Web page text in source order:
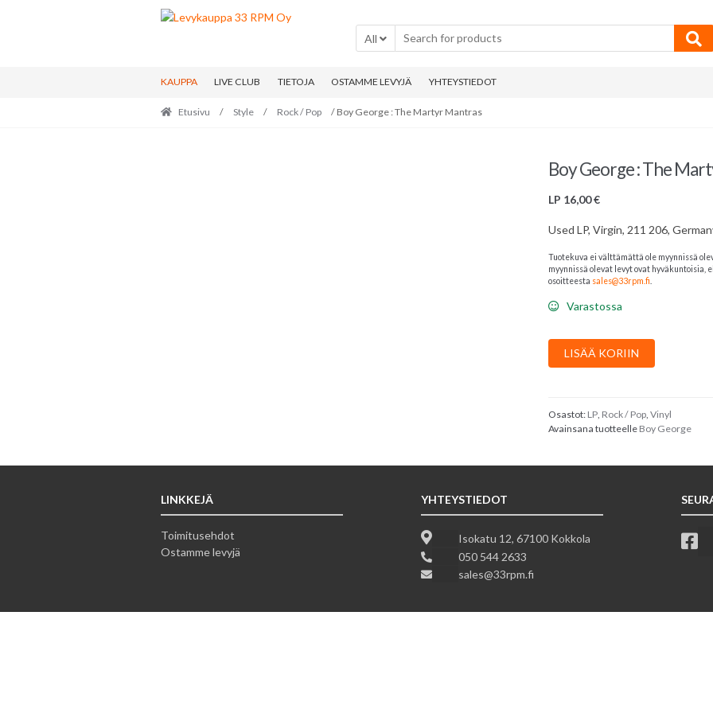
Skip
to
Skip
to
All
KAUPPA LIVE CLUB TIETOJA OSTAMME LEVYJÄ YHTEYSTIEDOT
Etusivu / Style / Rock / Pop / Boy George : The Martyr Mantras
Boy George : The
LP 16,00€
Used LP, Virgin, 211 206,
Tuotekuva ei välttämättä ole myynnissä
myynnissä olevat levyt ovat hyväkuntoisia,
osoitteesta sales@33rpm.fi.
Varastossa
Boy
George
Martyr
Mantras
LISÄÄ KORIIN
Osastot: LP, Rock / Pop, Vinyl
Avainsana tuotteelle Boy George
LINKKEJÄ
Toimitusehdot
Ostamme levyjä
YHTEYSTIEDOT
Isokatu 12, 67100 Kokkola
050 544 2633
sales@33rpm.fi